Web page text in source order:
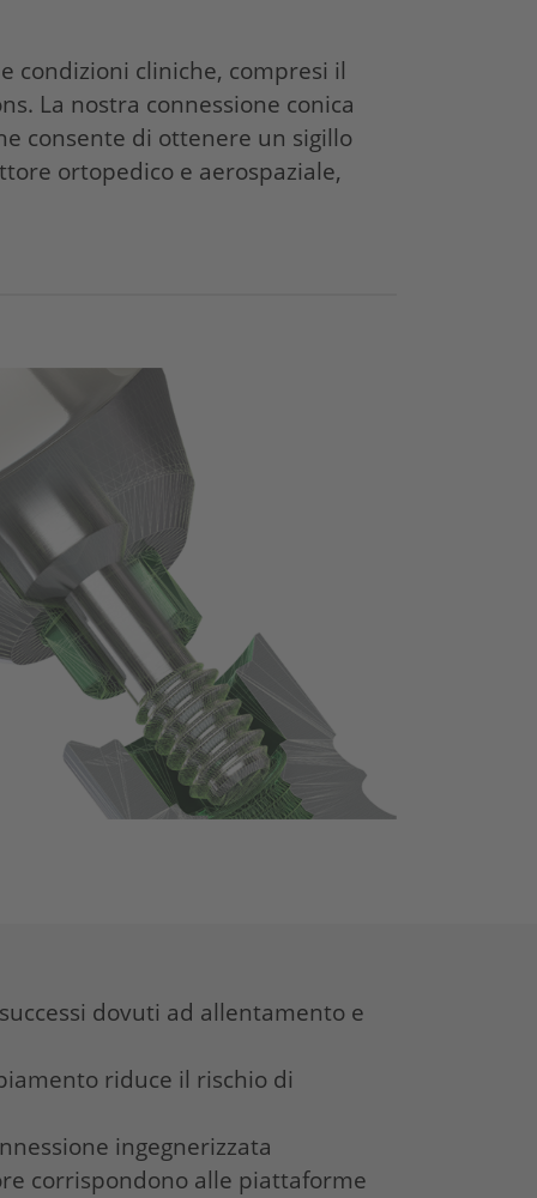
condizioni cliniche, compresi il
La nostra connessione conica
consente di ottenere un sigillo
ortopedico e aerospaziale,
dovuti ad allentamento e
riduce il rischio di
ingegnerizzata
corrispondono alle piattaforme